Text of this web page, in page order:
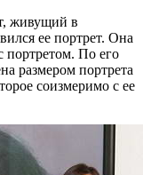
живущий в
ее портрет. Она
портретом. По его
размером портрета
соизмеримо с ее